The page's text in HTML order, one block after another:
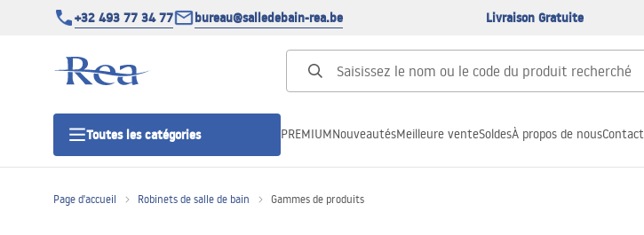
+32 493 77 34 77 bureau@salledebain-rea.be Livraison Gratuite
Toutes les catégories PREMIUMNouveautésMeilleure venteSoldesÀ propos de nousContact
Page d'accueil Robinets de salle de bain Gammes de produits